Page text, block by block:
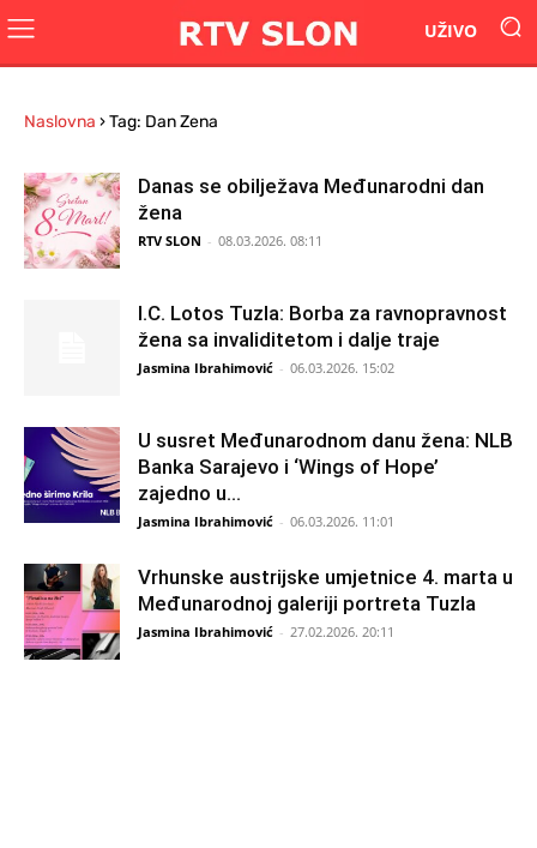
UŽIVO
Naslovna ›Tag: Dan Zena
Danas se obilježava Međunarodni dan
žena
RTV SLON - 08.03.2026. 08:11
I.C. Lotos Tuzla: Borba za ravnopravnost
žena sa invaliditetom i dalje traje
Jasmina Ibrahimović - 06.03.2026. 15:02
U susret Međunarodnom danu žena: NLB
Banka Sarajevo i ‘Wings of Hope’
zajedno u...
Jasmina Ibrahimović - 06.03.2026. 11:01
Vrhunske austrijske umjetnice 4. marta u
Međunarodnoj galeriji portreta Tuzla
Jasmina Ibrahimović - 27.02.2026. 20:11